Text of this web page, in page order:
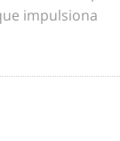
impulsiona